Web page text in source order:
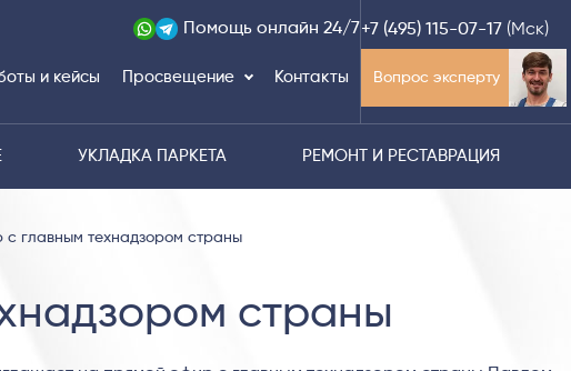
и кейсы Просвещение Контакты
Помощь онлайн 24/7+7 (495) 115-07-17 (Мск)
Вопрос эксперту
УКЛАДКА ПАРКЕТА РЕМОНТ И РЕСТАВРАЦИЯ
с главным технадзором страны
страны